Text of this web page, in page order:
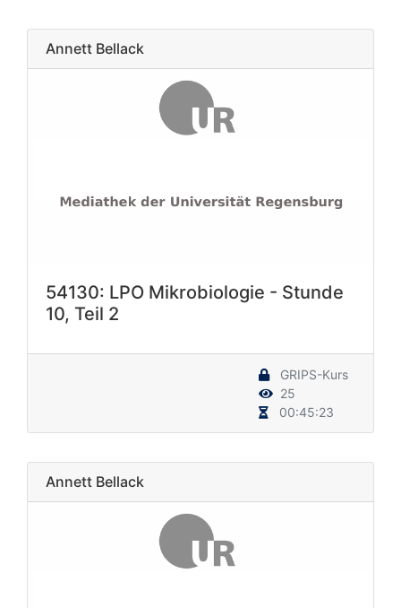
Annett Bellack
54130: LPO Mikrobiologie - Stunde
10, Teil 2
GRIPS-Kurs
25
00:45:23
Annett Bellack